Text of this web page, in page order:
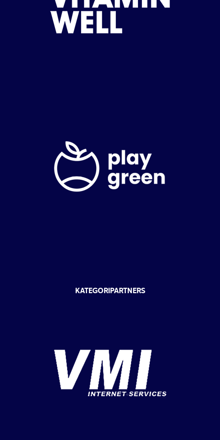
KATEGORIPARTNERS